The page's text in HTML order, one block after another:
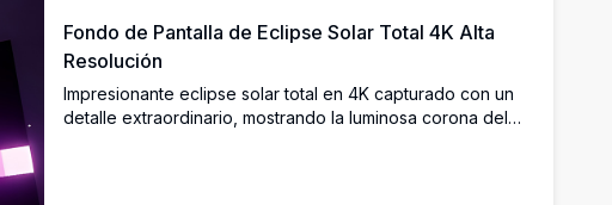
Fondo de Pantalla de Eclipse Solar Total 4K Alta
Resolución
Impresionante eclipse solar total en 4K capturado con un
detalle extraordinario, mostrando la luminosa corona del